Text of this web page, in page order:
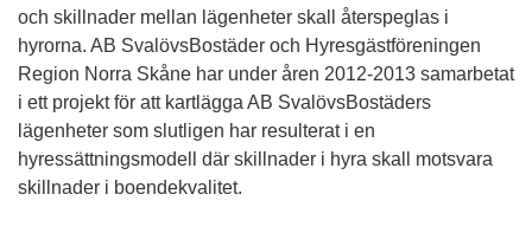
och skillnader mellan lägenheter skall återspeglas i
hyrorna. AB SvalövsBostäder och Hyresgästföreningen
Region Norra Skåne har under åren 2012-2013 samarbetat
i ett projekt för att kartlägga AB SvalövsBostäders
lägenheter som slutligen har resulterat i en
hyressättningsmodell där skillnader i hyra skall motsvara
skillnader i boendekvalitet.